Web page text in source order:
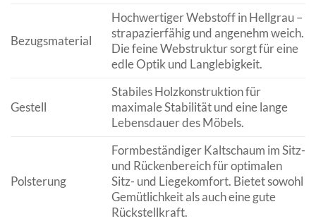
Bezugsmaterial
Hochwertiger Webstoff in Hellgrau –
strapazierfähig und angenehm weich.
Die feine Webstruktur sorgt für eine
edle Optik und Langlebigkeit.
Gestell
Stabiles Holzkonstruktion für
maximale Stabilität und eine lange
Lebensdauer des Möbels.
Polsterung
Formbeständiger Kaltschaum im Sitz-
und Rückenbereich für optimalen
Sitz- und Liegekomfort. Bietet sowohl
Gemütlichkeit als auch eine gute
Rückstellkraft.